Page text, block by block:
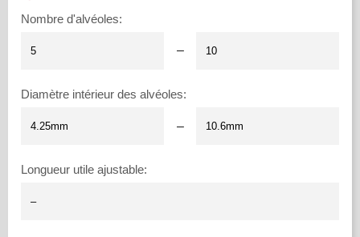
Nombre d'alvéoles:
–
Diamètre intérieur des alvéoles:
–
Longueur utile ajustable: